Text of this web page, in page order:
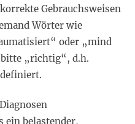
Gebrauchsweisen
Wörter wie
oder „mind
„richtig“, d.h.
ein belastender,